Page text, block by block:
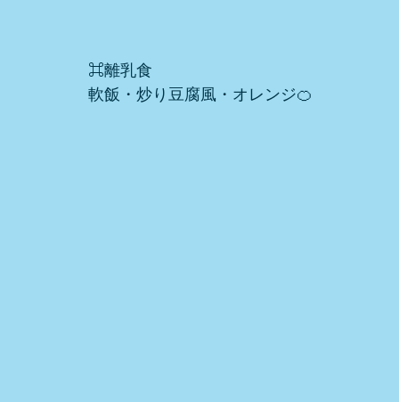
⌘離乳食
軟飯・炒り豆腐風・オレンジ🍊